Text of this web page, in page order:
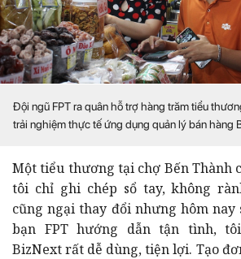
Đội ngũ FPT ra quân hỗ trợ hàng trăm tiểu
trải nghiệm thực tế ứng dụng quản lý bán hàng
tôi chỉ ghi chép sổ tay, không
cũng ngại thay đổi nhưng hôm
bạn FPT hướng dẫn tận tình,
BizNext rất dễ dùng, tiện lợi. Tạo